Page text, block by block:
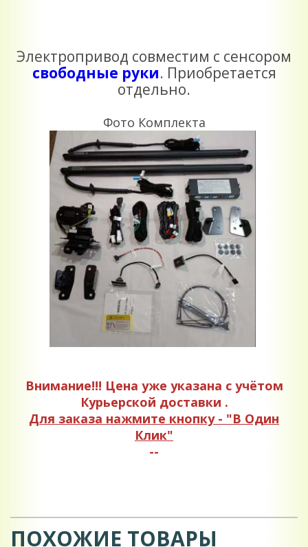
Электропривод совместим с сенсором
свободные руки. Приобретается
отдельно.
Фото Комплекта
Внимание!!! Цена уже указана с учётом
Курьерской доставки .
Для заказа нажмите кнопку - "В Один
Клик"
--
ПОХОЖИЕ ТОВАРЫ